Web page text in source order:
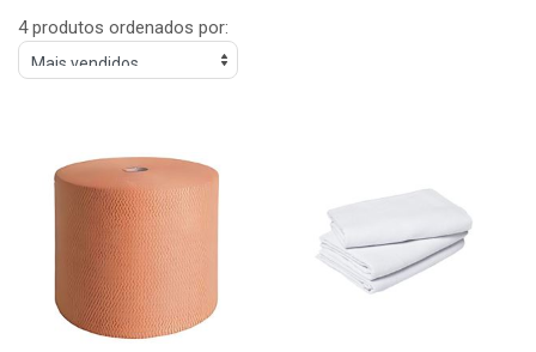
4 produtos ordenados por: